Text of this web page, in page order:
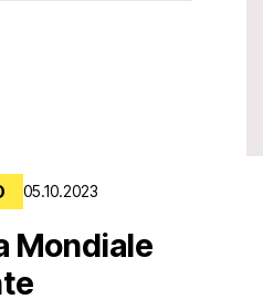
05.10.2023
Mondiale